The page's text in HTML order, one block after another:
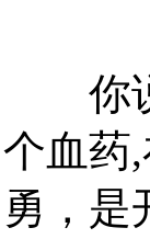
你说
个血药
勇，是